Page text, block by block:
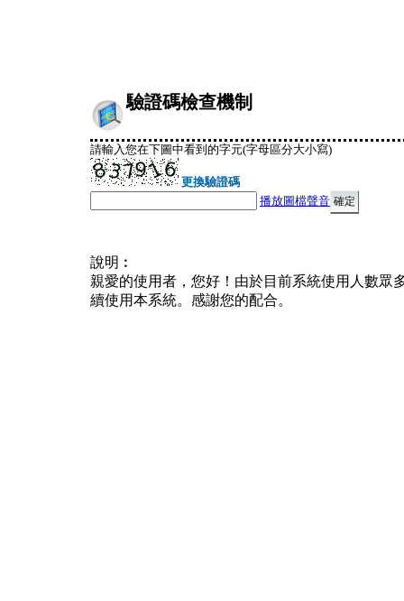
驗證碼檢查機制
請輸入您在下圖中看到的字元(字母區分大小寫)
更換驗證碼
播放圖檔聲音
說明︰
親愛的使用者，您好！由於目前系統使用人數眾
續使用本系統。感謝您的配合。